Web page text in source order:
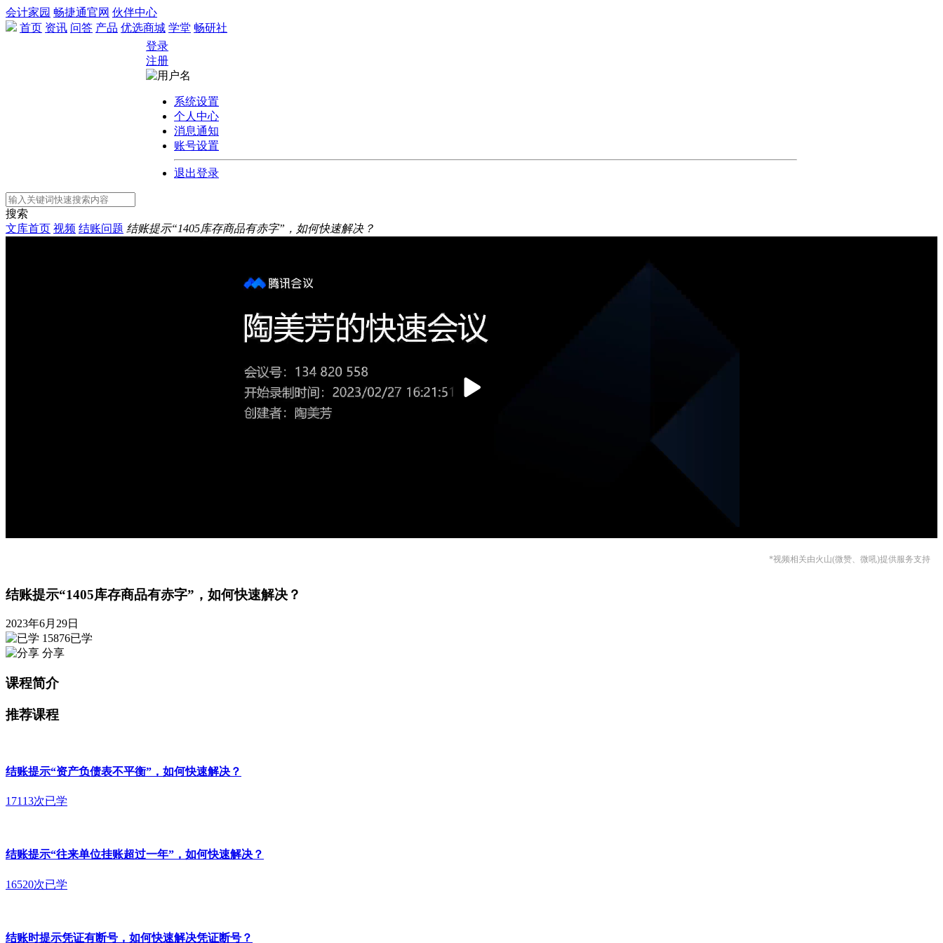
会计家园 畅捷通官网 伙伴中心
首页 资讯 问答 产品 优选商城 学堂 畅研社
登录
注册
系统设置
个人中心
消息通知
账号设置
退出登录
搜索
文库首页 视频 结账问题 结账提示“1405库存商品有赤字”，如何快速解决？
*视频相关由火山(微赞、微吼)提供服务支持
结账提示“1405库存商品有赤字”，如何快速解决？
2023年6月29日
15876已学
分享
课程简介
推荐课程
结账提示“资产负债表不平衡”，如何快速解决？
17113次已学
结账提示“往来单位挂账超过一年”，如何快速解决？
16520次已学
结账时提示凭证有断号，如何快速解决凭证断号？